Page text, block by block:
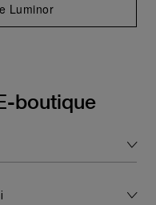
Luminor
boutique